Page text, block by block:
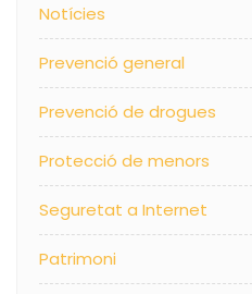
Notícies
Prevenció general
Prevenció de drogues
Protecció de menors
Seguretat a Internet
Patrimoni